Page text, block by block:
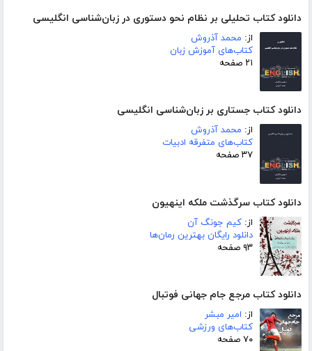
دانلود کتاب تحلیلی بر نظام نحو دستوری در زبان‌شناسی انگلیسی
از: محمد آذروش
کتاب‌های آموزش زبان
۲۱ صفحه
دانلود کتاب جستاری بر زبان‌شناسی انگلیسی
از: محمد آذروش
کتاب‌های متفرقه ادبیات
۳۷ صفحه
دانلود کتاب سرگذشت ملکه اینهیون
از: کیم جونگ آن
دانلود رایگان بهترین رمان‌ها
۹۳ صفحه
دانلود کتاب مرجع جام جهانی فوتبال
از: امیر مبشر
کتاب‌های ورزشی
۷۰ صفحه